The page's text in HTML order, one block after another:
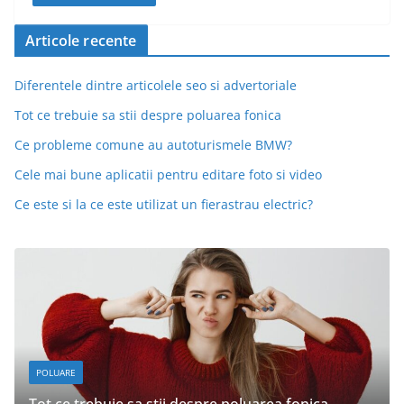
Articole recente
Diferentele dintre articolele seo si advertoriale
Tot ce trebuie sa stii despre poluarea fonica
Ce probleme comune au autoturismele BMW?
Cele mai bune aplicatii pentru editare foto si video
Ce este si la ce este utilizat un fierastrau electric?
DESPRE MASINI